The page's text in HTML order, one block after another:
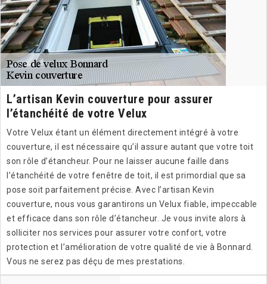
L’artisan Kevin couverture pour assurer
l’étanchéité de votre Velux
Votre Velux étant un élément directement intégré à votre
couverture, il est nécessaire qu’il assure autant que votre toit
son rôle d’étancheur. Pour ne laisser aucune faille dans
l’étanchéité de votre fenêtre de toit, il est primordial que sa
pose soit parfaitement précise. Avec l’artisan Kevin
couverture, nous vous garantirons un Velux fiable, impeccable
et efficace dans son rôle d’étancheur. Je vous invite alors à
solliciter nos services pour assurer votre confort, votre
protection et l’amélioration de votre qualité de vie à Bonnard.
Vous ne serez pas déçu de mes prestations.